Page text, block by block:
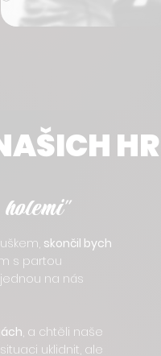
skončil bych
s partou
na nás
, a chtěli naše
uklidnit, ale